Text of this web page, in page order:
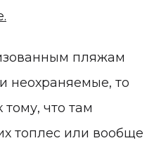
пляжам
неохраняемые, то
тому, что там
топлес или вообще